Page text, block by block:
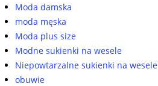
Moda damska
moda męska
Moda plus size
Modne sukienki na wesele
Niepowtarzalne sukienki na wesele
obuwie